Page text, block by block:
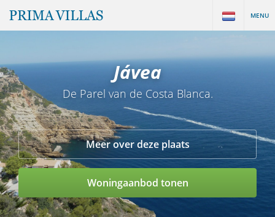
MENU
Jávea
De Parel van de Costa Blanca.
Meer over deze plaats
Woningaanbod tonen